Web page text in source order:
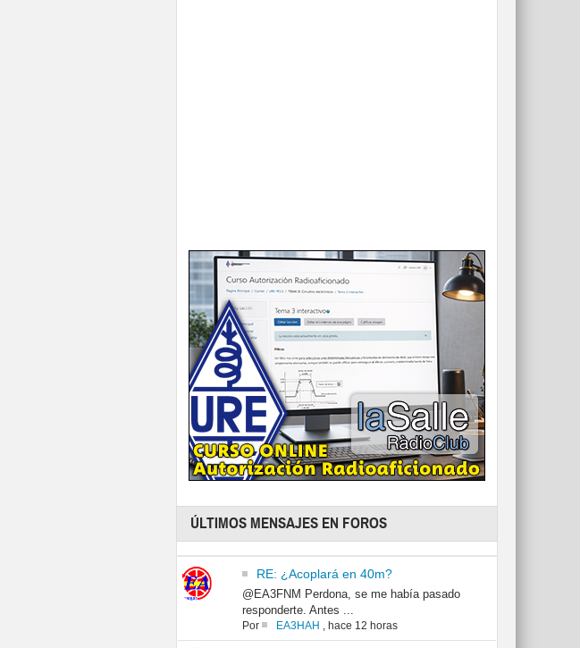
ÚLTIMOS MENSAJES EN FOROS
RE: ¿Acoplará en 40m?
@EA3FNM Perdona, se me había pasado
responderte. Antes ...
Por EA3HAH , hace 12 horas